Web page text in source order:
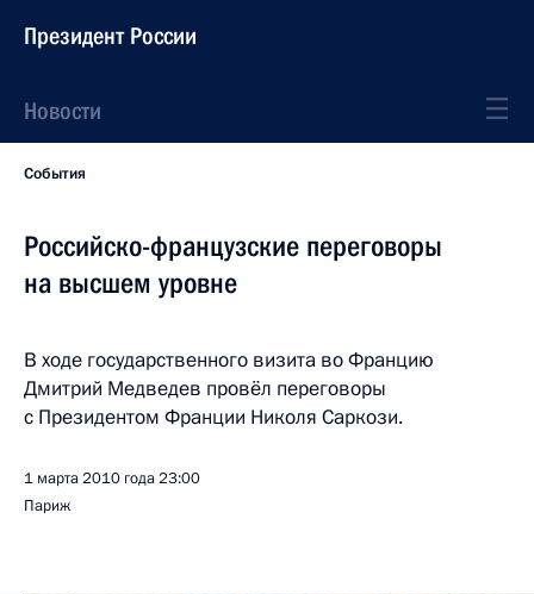
Президент России
Новости
События
Российско-французские переговоры
на высшем уровне
В ходе государственного визита во Францию
Дмитрий Медведев провёл переговоры
с Президентом Франции Николя Саркози.
1 марта 2010 года23:00
Париж